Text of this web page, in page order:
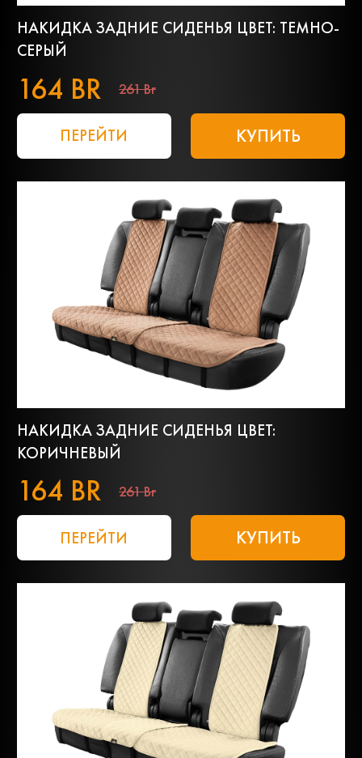
НАКИДКА ЗАДНИЕ СИДЕНЬЯ ЦВЕТ: ТЕМНО-
СЕРЫЙ
164 BR 261 Br
ПЕРЕЙТИ КУПИТЬ
НАКИДКА ЗАДНИЕ СИДЕНЬЯ ЦВЕТ:
КОРИЧНЕВЫЙ
164 BR 261 Br
ПЕРЕЙТИ КУПИТЬ